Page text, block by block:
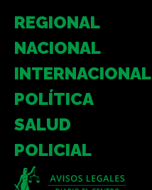
REGIONAL
NACIONAL
INTERNACIONAL
POLÍTICA
SALUD
POLICIAL